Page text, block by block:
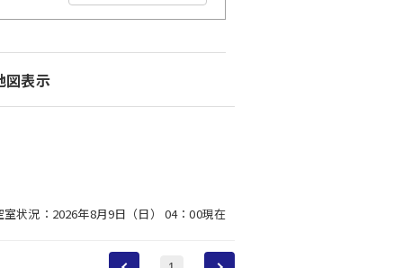
図表示
室状況：2026年8月9日（日） 04：00現在